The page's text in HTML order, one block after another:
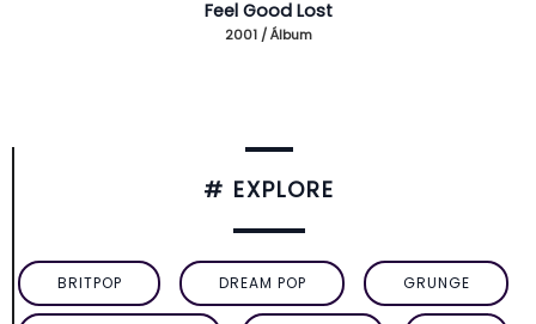
Feel Good Lost
2001 / Álbum
# EXPLORE
BRITPOP DREAM POP GRUNGE